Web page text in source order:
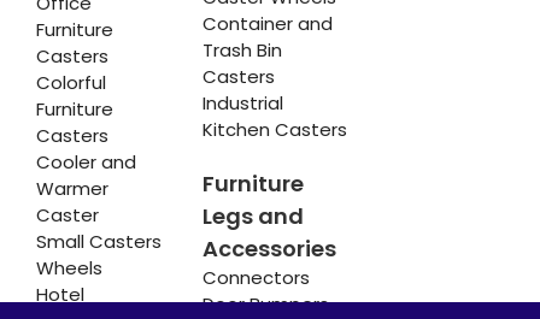
Furniture
Casters
Colorful
Furniture
Casters
Cooler and
Warmer
Caster
Small Casters
Wheels
Hotel
Container and
Trash Bin
Casters
Industrial
Kitchen Casters
Furniture
Legs and
Accessories
Connectors
Door Bumpers